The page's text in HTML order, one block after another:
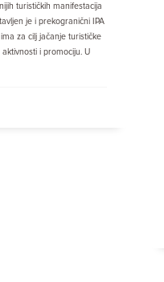
turističkih manifestacija
je i prekogranični IPA
za cilj jačanje turističke
i promociju. U